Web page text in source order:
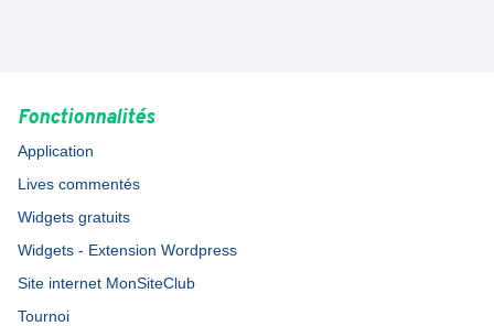
Fonctionnalités
Application
Lives commentés
Widgets gratuits
Widgets - Extension Wordpress
Site internet MonSiteClub
Tournoi